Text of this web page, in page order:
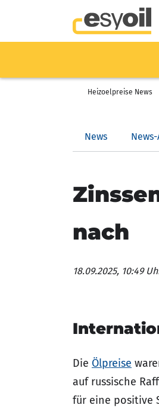
Heizoelpreise News
News
nach
18.09.2025, 10:49
Die Ölpreise
auf russische
für eine positive